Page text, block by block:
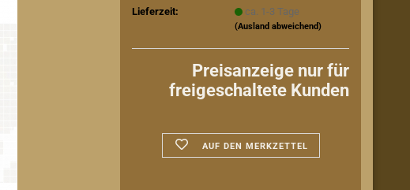
Lieferzeit:
ca. 1-3 Tage
(Ausland abweichend)
Preisanzeige nur für
freigeschaltete Kunden
AUF DEN MERKZETTEL